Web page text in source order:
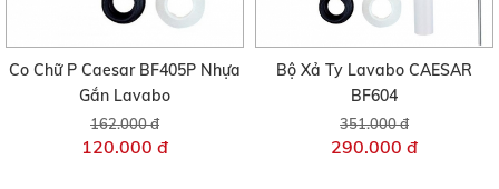
Co Chữ P Caesar BF405P Nhựa
Gắn Lavabo
162.000 đ
120.000 đ
Bộ Xả Ty Lavabo CAESAR
BF604
351.000 đ
290.000 đ